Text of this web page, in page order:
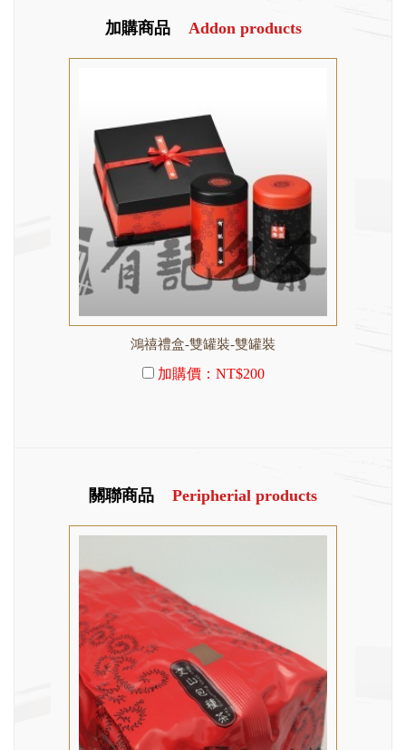
加購商品 Addon products
鴻禧禮盒-雙罐裝-雙罐裝
加購價： NT$200
關聯商品 Peripherial products